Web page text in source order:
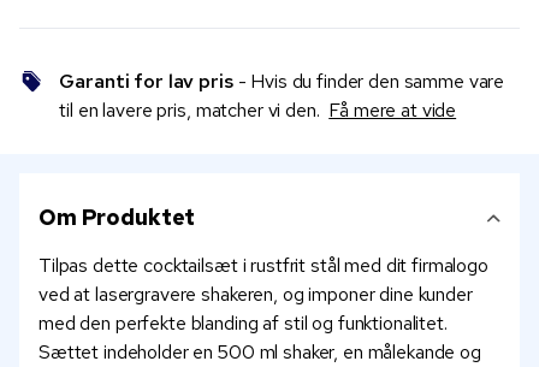
Garanti for lav pris- Hvis du finder den samme vare
til en lavere pris, matcher vi den. Få mere at vide
Om Produktet
Tilpas dette cocktailsæt i rustfrit stål med dit firmalogo
ved at lasergravere shakeren, og imponer dine kunder
med den perfekte blanding af stil og funktionalitet.
Sættet indeholder en 500 ml shaker, en målekande og